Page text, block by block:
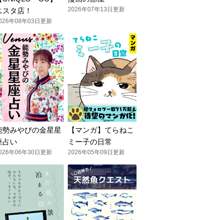
スタ店！
年08年03日更新
2026年07年13日更新
勢みやびの金星星
占い
年06年30日更新
【マンガ】てらねこ
ミー子の日常
2026年05年09日更新